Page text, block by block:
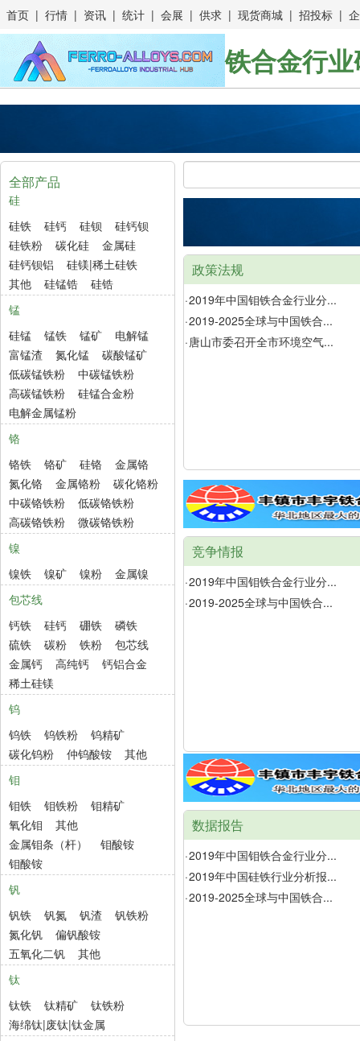
首页 | 行情 | 资讯 | 统计 | 会展 | 供求 | 现货商城 | 招投标 |
铁合金行
全部产品
硅
硅铁
硅钙 硅钡
硅钙钡
硅铁粉
碳化硅
金属硅
硅钙钡铝
硅镁|稀土硅铁
其他
硅锰锆
硅锆
锰
硅锰
锰铁 锰矿
电解锰
富锰渣
氮化锰
碳酸锰矿
低碳锰铁粉
中碳锰铁粉
高碳锰铁粉
硅锰合金粉
电解金属锰粉
铬
铬铁
铬矿 硅铬
金属铬
氮化铬
金属铬粉
碳化铬粉
中碳铬铁粉
低碳铬铁粉
高碳铬铁粉
微碳铬铁粉
镍
镍铁
镍矿 镍粉
金属镍
包芯线
钙铁
硅钙 硼铁
磷铁
硫铁
碳粉 铁粉
包芯线
金属钙
高纯钙
钙铝合金
稀土硅镁
钨
钨铁
钨铁粉
钨精矿
碳化钨粉
仲钨酸铵
其他
钼
钼铁
钼铁粉
钼精矿
氧化钼
其他
金属钼条（杆）
钼酸铵
钼酸铵
钒
钒铁
钒氮 钒渣
钒铁粉
氮化钒
偏钒酸铵
五氧化二钒
其他
钛
钛铁
钛精矿
钛铁粉
海绵钛|废钛|钛金属
政策法规
·2019年中国钼铁合金行业分...
·2019-2025全球与中国铁合...
·唐山市委召开全市环境空气...
竞争情报
·2019年中国钼铁合金行业分...
·2019-2025全球与中国铁合...
数据报告
·2019年中国钼铁合金行业分...
·2019年中国硅铁行业分析报...
·2019-2025全球与中国铁合...